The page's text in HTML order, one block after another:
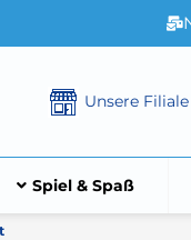
Unsere Filiale
Spiel & Spaß